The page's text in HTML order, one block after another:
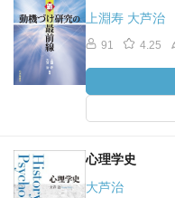
上淵寿 大芦治
91 4.25
心理学史
大芦治